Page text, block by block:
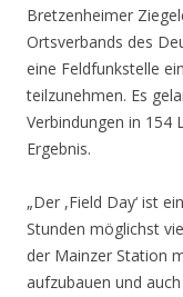
Bretzenheimer
Ortsverbands des
eine Feldfunkstelle
teilzunehmen. Es
Verbindungen in 154
Ergebnis.
„Der ,Field Day‘ ist
Stunden möglichst
der Mainzer Station
aufzubauen und